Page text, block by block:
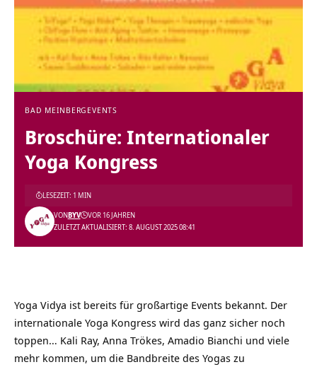
BAD MEINBERG EVENTS
Broschüre: Internationaler
Yoga Kongress
ZULETZT AKTUALISIERT: 8. AUGUST 2025 08:41
VONBYV VOR 16 JAHREN
LESEZEIT: 1 MIN
Yoga Vidya ist bereits für großartige Events bekannt. Der
internationale Yoga Kongress wird das ganz sicher noch
toppen… Kali Ray, Anna Trökes, Amadio Bianchi und viele
mehr kommen, um die Bandbreite des Yogas zu